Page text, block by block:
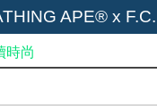
APE® x
大企劃「
時尚